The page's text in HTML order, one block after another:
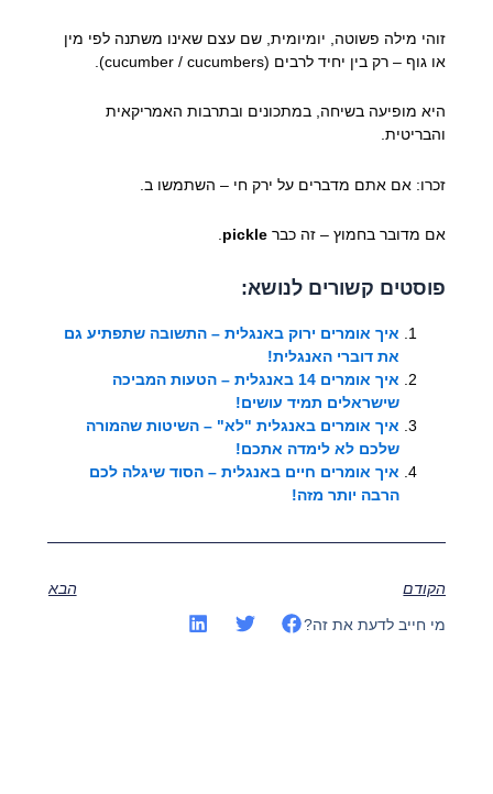
זוהי מילה פשוטה, יומיומית, שם עצם שאינו משתנה לפי מין
או גוף – רק בין יחיד לרבים (cucumber / cucumbers).
היא מופיעה בשיחה, במתכונים ובתרבות האמריקאית
והבריטית.
זכרו: אם אתם מדברים על ירק חי – השתמשו ב.
אם מדובר בחמוץ – זה כבר pickle
.
פוסטים קשורים לנושא:
איך אומרים ירוק באנגלית – התשובה שתפתיע גם
את דוברי האנגלית!
איך אומרים 14 באנגלית – הטעות המביכה
שישראלים תמיד עושים!
איך אומרים באנגלית "לא" – השיטות שהמורה
שלכם לא לימדה אתכם!
איך אומרים חיים באנגלית – הסוד שיגלה לכם
הרבה יותר מזה!
הקודם הבא
מי חייב לדעת את זה?